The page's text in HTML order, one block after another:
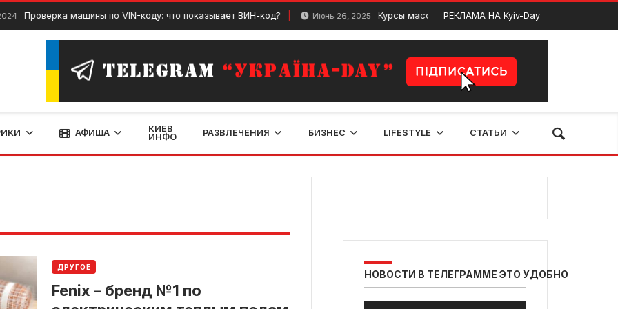
Проверка машины по VIN-коду: что показывает ВИН-код? Июнь 26, 2025 Курсы массажа Киев. ТОП 10 курсов для обучения
РЕКЛАМА НА Kyiv-Day
АФИША
КИЕВ
ИНФО
РАЗВЛЕЧЕНИЯ БИЗНЕС LIFESTYLE СТАТЬИ
ДРУГОЕ
Fenix ​​– бренд №1 по
НОВОСТИ В ТЕЛЕГРАММЕ ЭТО УДОБНО